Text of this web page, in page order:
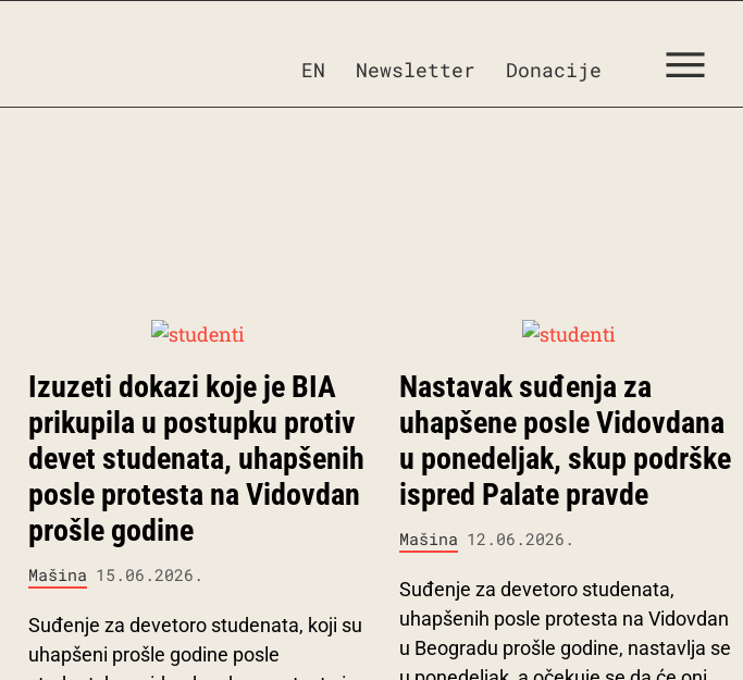
EN Newsletter Donacije
Izuzeti dokazi koje je BIA
prikupila u postupku protiv
devet studenata, uhapšenih
posle protesta na Vidovdan
prošle godine
Mašina 15.06.2026.
Suđenje za devetoro studenata, koji su
uhapšeni prošle godine posle
Nastavak suđenja za
uhapšene posle Vidovdana
u ponedeljak, skup podrške
ispred Palate pravde
Mašina 12.06.2026.
Suđenje za devetoro studenata,
uhapšenih posle protesta na Vidovdan
u Beogradu prošle godine, nastavlja se